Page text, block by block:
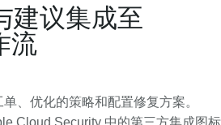
建议集成至
流
、优化的策略和配置修复方案。